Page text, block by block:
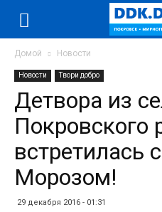
Домой Новости
Новости Твори добро
Детвора из
Покровского
встретилась
Морозом!
29 декабря 2016 - 01:31